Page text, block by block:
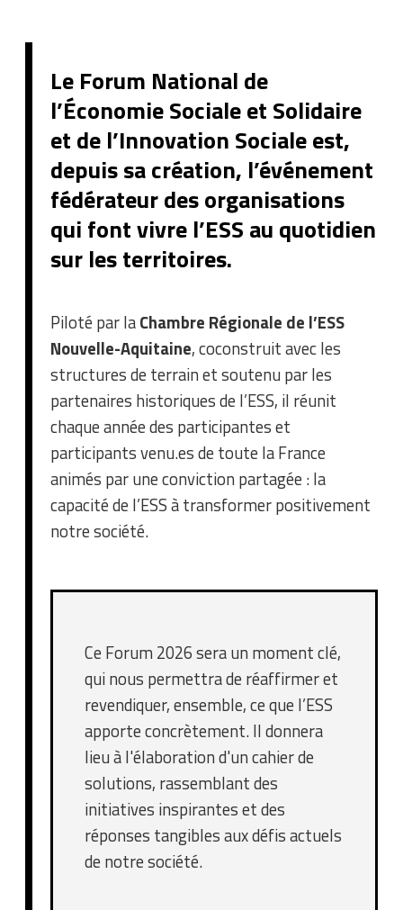
Le Forum National de
l’Économie Sociale et Solidaire
et de l’Innovation Sociale est,
depuis sa création, l’événement
fédérateur des organisations
qui font vivre l’ESS au quotidien
sur les territoires.
Piloté par laChambre Régionale de l’ESS
Nouvelle-Aquitaine, coconstruit avec les
structures de terrain et soutenu par les
partenaires historiques de l’ESS, il réunit
chaque année des participantes et
participants venu.es de toute la France
animés par une conviction partagée : la
capacité de l’ESS à transformer positivement
notre société.
Ce Forum 2026 sera un moment clé,
qui nous permettra de réaffirmer et
revendiquer, ensemble, ce que l’ESS
apporte concrètement. Il donnera
lieu à l'élaboration d'un cahier de
solutions, rassemblant des
initiatives inspirantes et des
réponses tangibles aux défis actuels
de notre société.